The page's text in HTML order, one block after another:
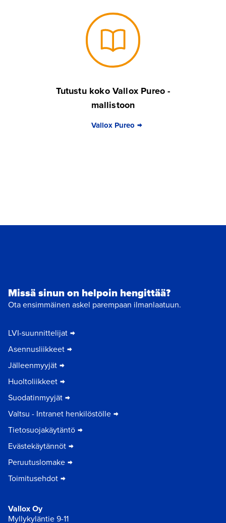
Tutustu koko Vallox Pureo -
mallistoon
Vallox Pureo
Missä sinun on helpoin hengittää?
Ota ensimmäinen askel parempaan ilmanlaatuun.
LVI-suunnittelijat
Asennusliikkeet
Jälleenmyyjät
Huoltoliikkeet
Suodatinmyyjät
Valtsu - Intranet henkilöstölle
Tietosuojakäytäntö
Evästekäytännöt
Peruutuslomake
Toimitusehdot
Vallox Oy
Myllykyläntie 9-11